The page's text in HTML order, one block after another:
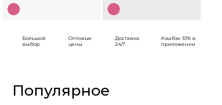
Оптовые
цены
Большой
выбор
Кэшбэк 10% в
приложении
Доставка
24/7
Популярное